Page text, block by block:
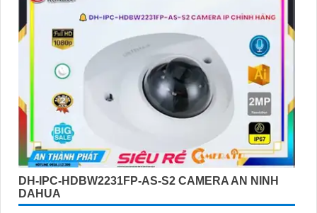
DH-IPC-HDBW2231FP-AS-S2 CAMERA AN NINH
DAHUA